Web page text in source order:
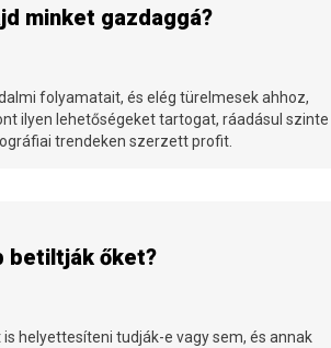
minket gazdaggá?
folyamatait, és elég türelmesek ahhoz,
ilyen lehetőségeket tartogat, ráadásul szinte
trendeken szerzett profit.
betiltják őket?
helyettesíteni tudják-e vagy sem, és annak